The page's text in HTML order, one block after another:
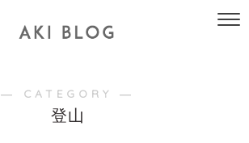
― CATEGORY ―
登山